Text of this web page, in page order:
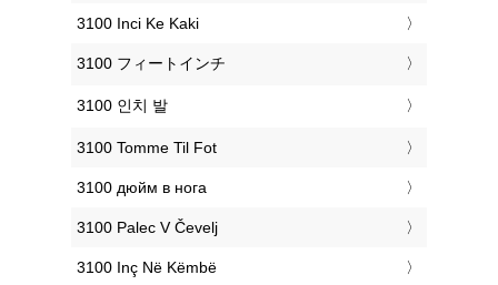
‎3100 Inci Ke Kaki
‎3100 フィートインチ
‎3100 인치 발
‎3100 Tomme Til Fot
‎3100 дюйм в нога
‎3100 Palec V Čevelj
‎3100 Inç Në Këmbë